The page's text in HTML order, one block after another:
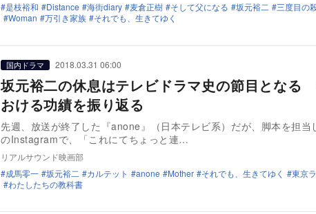
是枝裕和
Distance 海街diary 麦倉正樹 そして父になる 坂元裕二 三度目の
Woman
万引き家族 それでも、生きてゆく
国内ドラマ 2018.03.31 06:00
坂元裕二の休息はテレビドラマ史の節目となる
おける功績を振り返る
先週、放送が終了した『anone』（日本テレビ系）だが、脚本を担当
のInstagramで、「これにてちょっと連…
リアルサウンド映画部
成馬零一
坂元裕二 カルテット anone Mother それでも、生きてゆく
東京
わたしたちの教科書